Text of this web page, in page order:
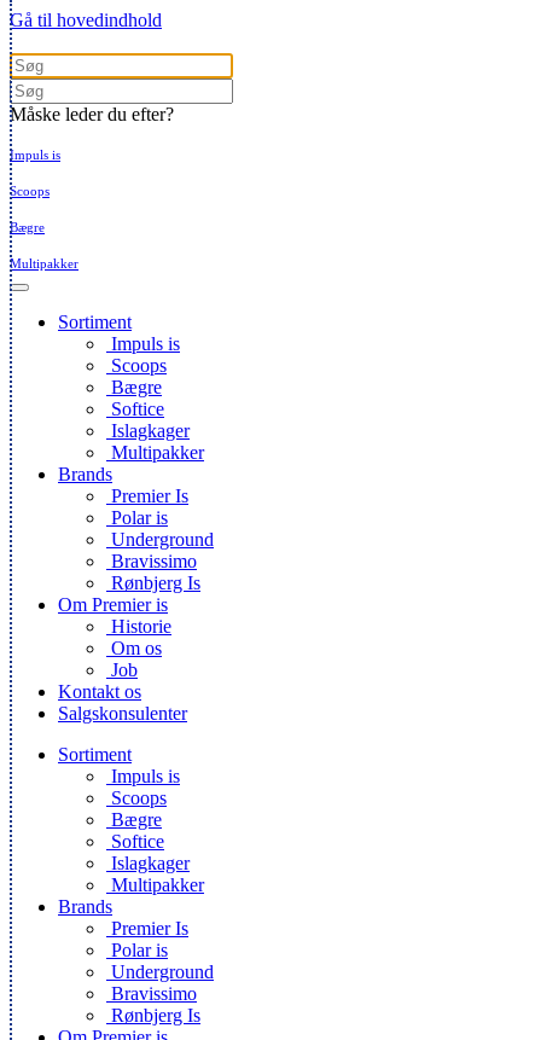
Gå til hovedindhold
Måske leder du efter?
Impuls is
Scoops
Bægre
Multipakker
Sortiment
Impuls is
Scoops
Bægre
Softice
Islagkager
Multipakker
Brands
Premier Is
Polar is
Underground
Bravissimo
Rønbjerg Is
Om Premier is
Historie
Om os
Job
Kontakt os
Salgskonsulenter
Sortiment
Impuls is
Scoops
Bægre
Softice
Islagkager
Multipakker
Brands
Premier Is
Polar is
Underground
Bravissimo
Rønbjerg Is